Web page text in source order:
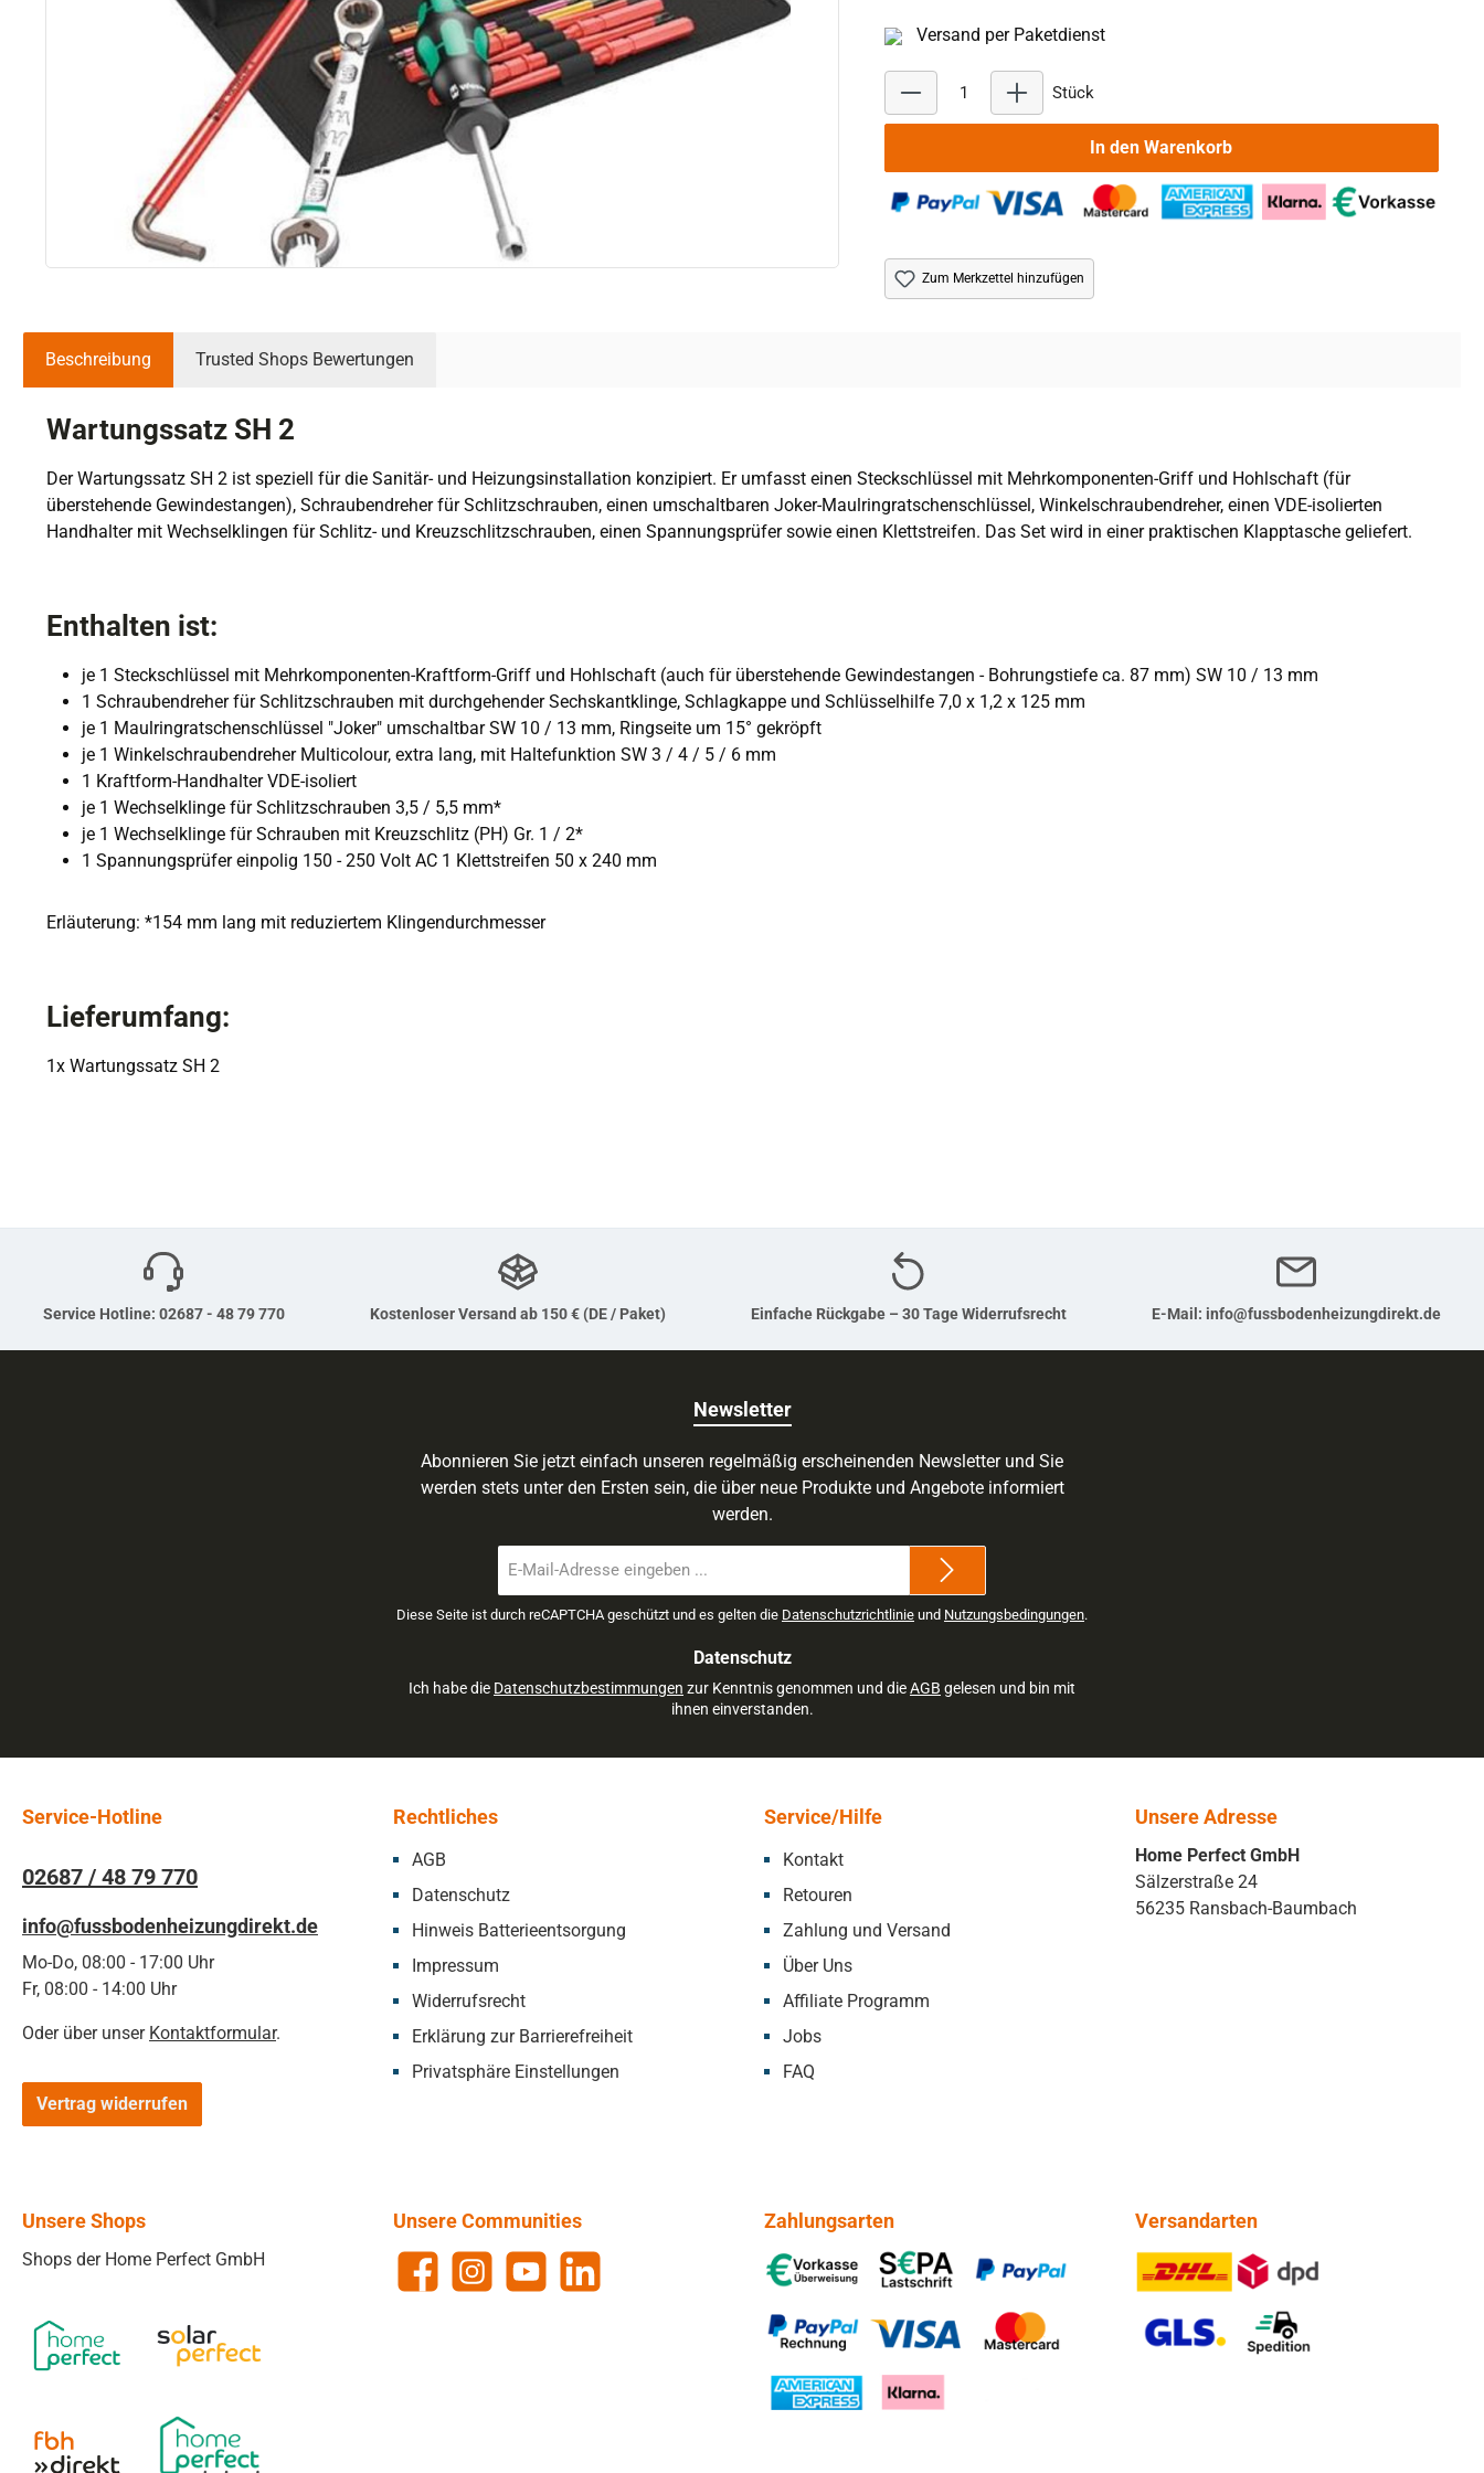
Versand per Paketdienst
Stück
In den Warenkorb
Zum Merkzettel hinzufügen
Beschreibung Trusted Shops Bewertungen
Wartungssatz SH 2
Der Wartungssatz SH 2 ist speziell für die Sanitär- und Heizungsinstallation konzipiert. Er umfasst einen Steckschlüssel mit Mehrkomponenten-Griff und Hohlschaft (für
überstehende Gewindestangen), Schraubendreher für Schlitzschrauben, einen umschaltbaren Joker-Maulringratschenschlüssel, Winkelschraubendreher, einen VDE-isolierten
Handhalter mit Wechselklingen für Schlitz- und Kreuzschlitzschrauben, einen Spannungsprüfer sowie einen Klettstreifen. Das Set wird in einer praktischen Klapptasche geliefert.
Enthalten ist:
je 1 Steckschlüssel mit Mehrkomponenten-Kraftform-Griff und Hohlschaft (auch für überstehende Gewindestangen - Bohrungstiefe ca. 87 mm) SW 10 / 13 mm
1 Schraubendreher für Schlitzschrauben mit durchgehender Sechskantklinge, Schlagkappe und Schlüsselhilfe 7,0 x 1,2 x 125 mm
je 1 Maulringratschenschlüssel "Joker" umschaltbar SW 10 / 13 mm, Ringseite um 15° gekröpft
je 1 Winkelschraubendreher Multicolour, extra lang, mit Haltefunktion SW 3 / 4 / 5 / 6 mm
1 Kraftform-Handhalter VDE-isoliert
je 1 Wechselklinge für Schlitzschrauben 3,5 / 5,5 mm*
je 1 Wechselklinge für Schrauben mit Kreuzschlitz (PH) Gr. 1 / 2*
1 Spannungsprüfer einpolig 150 - 250 Volt AC 1 Klettstreifen 50 x 240 mm
Erläuterung: *154 mm lang mit reduziertem Klingendurchmesser
Lieferumfang:
1x Wartungssatz SH 2
Service Hotline: 02687 - 48 79 770 Kostenloser Versand ab 150 € (DE / Paket) Einfache Rückgabe – 30 Tage Widerrufsrecht E-Mail: info@fussbodenheizungdirekt.de
Newsletter
Abonnieren Sie jetzt einfach unseren regelmäßig erscheinenden Newsletter und Sie
werden stets unter den Ersten sein, die über neue Produkte und Angebote informiert
werden.
Mail-
Diese Seite ist durch reCAPTCHA geschützt und es gelten die Datenschutzrichtlinie und Nutzungsbedingungen.
Datenschutz
Ich habe die Datenschutzbestimmungen zur Kenntnis genommen und dieAGB gelesen und bin mit
ihnen einverstanden.
Service-Hotline
02687 / 48 79 770
info@fussbodenheizungdirekt.de
Mo-Do, 08:00 - 17:00 Uhr
Fr, 08:00 - 14:00 Uhr
Oder über unser Kontaktformular.
Vertrag widerrufen
Rechtliches
AGB
Datenschutz
Hinweis Batterieentsorgung
Impressum
Widerrufsrecht
Erklärung zur Barrierefreiheit
Privatsphäre Einstellungen
Service/Hilfe
Kontakt
Retouren
Zahlung und Versand
Über Uns
Affiliate Programm
Jobs
FAQ
Zahlungsarten
Vorkasse, SEPA-Lastschrift, PayPal
Versandarten
Unsere Adresse
Home Perfect GmbH
Sälzerstraße 24
56235 Ransbach-Baumbach
Unsere Communities
FacebookInstagramYouTubeLinkedIn
Unsere Shops
Shops der Home Perfect GmbH